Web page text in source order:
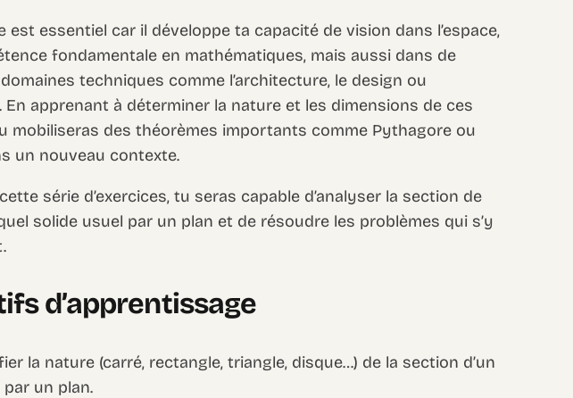
est essentiel car il développe ta capacité de vision dans l’espace,
fondamentale en mathématiques, mais aussi dans de
techniques comme l’architecture, le design ou
En apprenant à déterminer la nature et les dimensions de ces
mobiliseras des théorèmes importants comme Pythagore ou
un nouveau contexte.
série d’exercices, tu seras capable d’analyser la section de
solide usuel par un plan et de résoudre les problèmes qui s’y
d’apprentissage
la nature (carré, rectangle, triangle, disque…) de la section d’un
par un plan.